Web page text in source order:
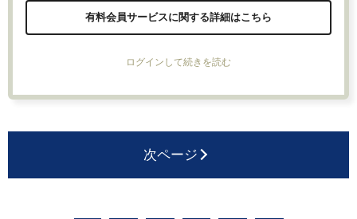
有料会員サービスに関する詳細はこちら
ログインして続きを読む
次ページ